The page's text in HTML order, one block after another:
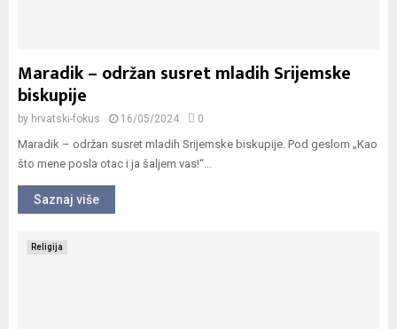
Maradik – održan susret mladih Srijemske
biskupije
by hrvatski-fokus 16/05/2024 0
Maradik – održan susret mladih Srijemske biskupije. Pod geslom „Kao
što mene posla otac i ja šaljem vas!“...
Saznaj više
Religija